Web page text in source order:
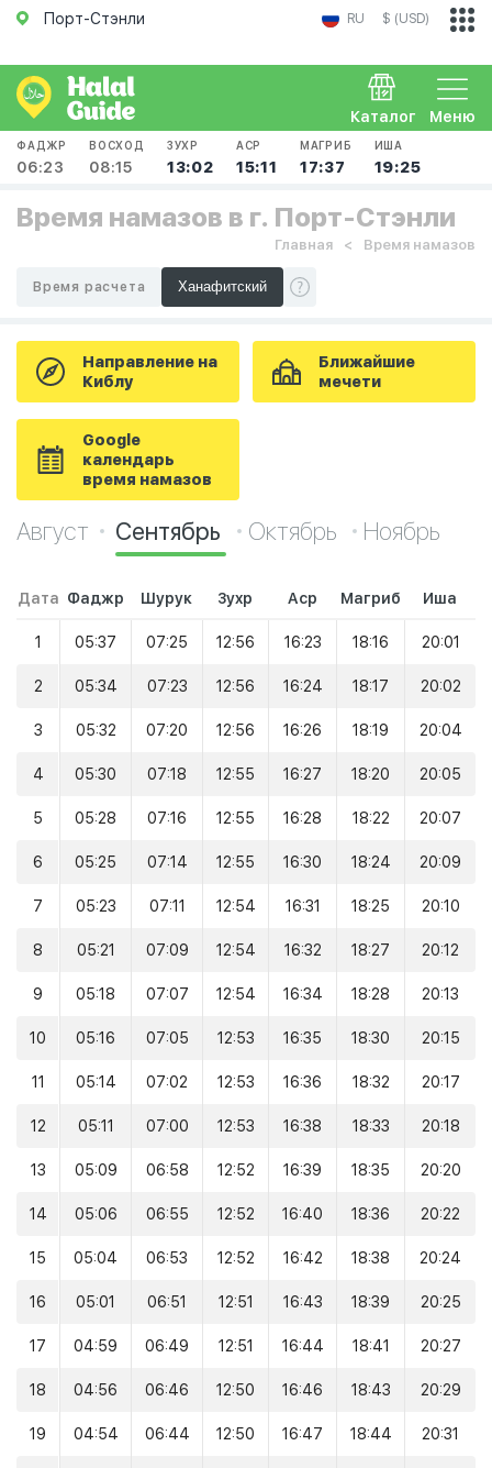
Порт-Стэнли RU $ (USD)
Меню
Каталог
ФАДЖР
06:23
ВОСХОД
08:15
ЗУХР
13:02
АСР
15:11
МАГРИБ
17:37
ИША
19:25
Время намазов в г. Порт-Стэнли
Главная Время намазов
Время расчета
Направление на
Киблу
Ближайшие
мечети
Google
календарь
время намазов
Август Сентябрь Октябрь Ноябрь
Дата Фаджр Шурук Зухр Аср Магриб Иша
1 05:37 07:25 12:56 16:23 18:16 20:01
2 05:34 07:23 12:56 16:24 18:17 20:02
3 05:32 07:20 12:56 16:26 18:19 20:04
4 05:30 07:18 12:55 16:27 18:20 20:05
5 05:28 07:16 12:55 16:28 18:22 20:07
6 05:25 07:14 12:55 16:30 18:24 20:09
7 05:23 07:11 12:54 16:31 18:25 20:10
8 05:21 07:09 12:54 16:32 18:27 20:12
9 05:18 07:07 12:54 16:34 18:28 20:13
10 05:16 07:05 12:53 16:35 18:30 20:15
11 05:14 07:02 12:53 16:36 18:32 20:17
12 05:11 07:00 12:53 16:38 18:33 20:18
13 05:09 06:58 12:52 16:39 18:35 20:20
14 05:06 06:55 12:52 16:40 18:36 20:22
15 05:04 06:53 12:52 16:42 18:38 20:24
16 05:01 06:51 12:51 16:43 18:39 20:25
17 04:59 06:49 12:51 16:44 18:41 20:27
18 04:56 06:46 12:50 16:46 18:43 20:29
19 04:54 06:44 12:50 16:47 18:44 20:31